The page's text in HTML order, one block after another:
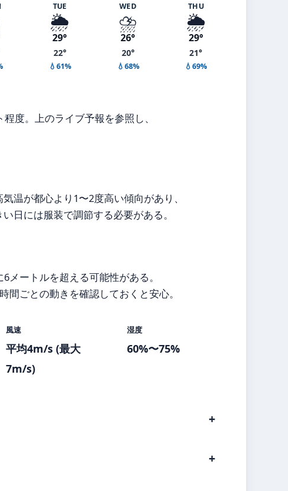
TUE
🌦️
29°
22°
💧61%
WED
⛈️
26°
20°
💧68%
THU
🌦️
29°
21°
💧69%
度。上のライブ予報を参照し、
温が都心より1〜2度高い傾向があり、
日には服装で調節する必要がある。
メートルを超える可能性がある。
ごとの動きを確認しておくと安心。
風速
平均4m/s (最大
7m/s)
湿度
60%〜75%